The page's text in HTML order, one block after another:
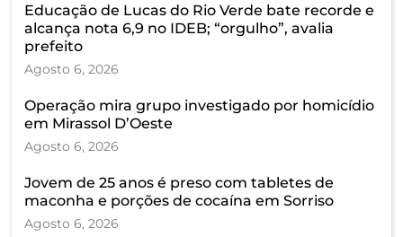
Educação de Lucas do Rio Verde bate recorde e
alcança nota 6,9 no IDEB; “orgulho”, avalia
prefeito
Agosto 6, 2026
Operação mira grupo investigado por homicídio
em Mirassol D’Oeste
Agosto 6, 2026
Jovem de 25 anos é preso com tabletes de
maconha e porções de cocaína em Sorriso
Agosto 6, 2026